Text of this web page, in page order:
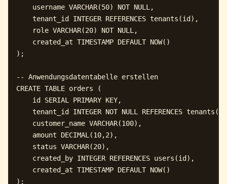
    username VARCHAR(50) NOT NULL,
    tenant_id INTEGER REFERENCES tenants(id),
    role VARCHAR(20) NOT NULL,
    created_at TIMESTAMP DEFAULT NOW()
);
-- Anwendungsdatentabelle erstellen
CREATE TABLE orders (
    id SERIAL PRIMARY KEY,
tenant_id INTEGER NOT NULL REFERENCES
    customer_name VARCHAR(100),
    amount DECIMAL(10,2),
    status VARCHAR(20),
    created_by INTEGER REFERENCES users(id),
    created_at TIMESTAMP DEFAULT NOW()
);